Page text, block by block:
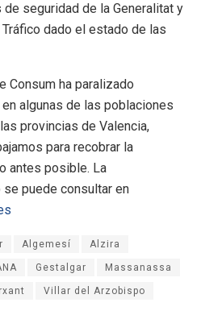
seguridad de la Generalitat y
dado el estado de las
Consum ha paralizado
algunas de las poblaciones
provincias de Valencia,
para recobrar la
antes posible. La
puede consultar en
Algemesí Alzira
Gestalgar Massanassa
Villar del Arzobispo